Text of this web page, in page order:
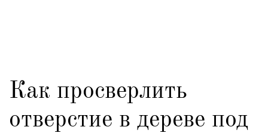
Как просверлить
отверстие в дереве под